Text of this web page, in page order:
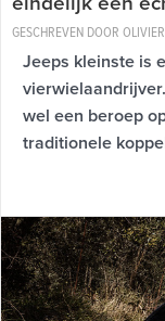
GESCHREVEN DOOR
Jeeps kleinste is
wel een beroep
traditionele